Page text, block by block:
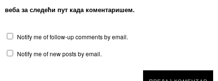
веба за следећи пут када коментаришем.
Notify me of follow-up comments by email.
Notify me of new posts by email.